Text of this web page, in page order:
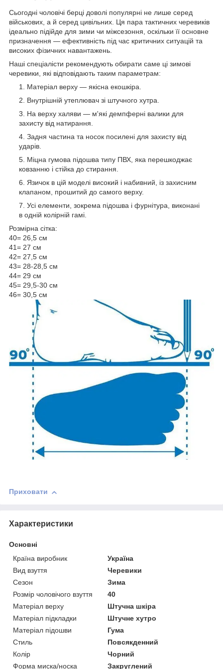
Сьогодні чоловічі берці доволі популярні не лише серед
військових, а й серед цивільних. Ця пара тактичних черевиків
ідеально підійде для зими чи міжсезоння, оскільки її основне
призначення — ефективність під час критичних ситуацій та
високих фізичних навантажень.
Наші спеціалісти рекомендують обирати саме ці зимові
черевики, які відповідають таким параметрам:
Матеріал верху — якісна екошкіра.
Внутрішній утеплювач зі штучного хутра.
На верху халяви — м'які демпферні валики для
захисту від натирання.
Задня частина та носок посилені для захисту від
ударів.
Міцна гумова підошва типу ПВХ, яка перешкоджає
ковзанню і стійка до стирання.
Язичок в цій моделі високий і набивний, із захисним
клапаном, прошитий до самого верху.
Усі елементи, зокрема підошва і фурнітура, виконані
в одній колірній гамі.
Розмірна сітка:
40= 26,5 см
41= 27 см
42= 27,5 см
43= 28-28,5 см
44= 29 см
45= 29,5-30 см
46= 30,5 см
Приховати
Характеристики
Основні
Країна виробник
Україна
Вид взуття
Черевики
Сезон
Зима
Розмір чоловічого взуття
40
Матеріал верху
Штучна шкіра
Матеріал підкладки
Штучне хутро
Матеріал підошви
Гума
Стиль
Повсякденний
Колір
Чорний
Форма миска/носка
Закруглений